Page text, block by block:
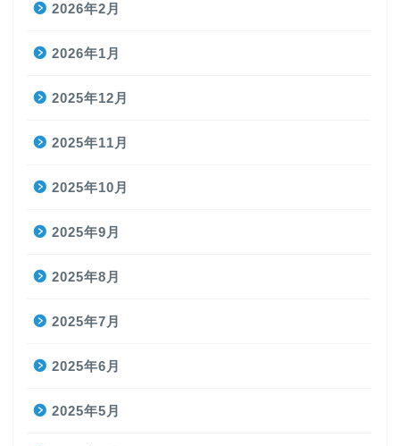
2026年2月
2026年1月
2025年12月
2025年11月
2025年10月
2025年9月
2025年8月
2025年7月
2025年6月
2025年5月